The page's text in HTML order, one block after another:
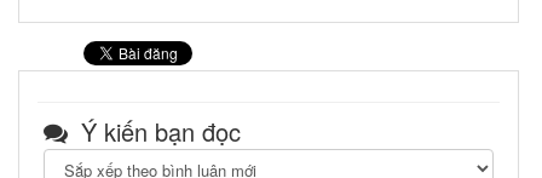
Ý kiến bạn đọc